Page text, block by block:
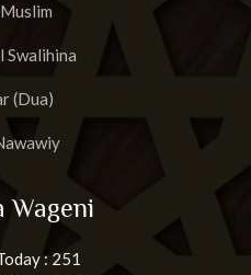
Swalihina
(Dua)
Wageni
: 251